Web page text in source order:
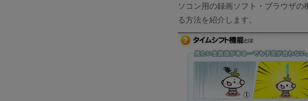
ソコン用の録画ソフト・ブラウザ
る方法を紹介します。